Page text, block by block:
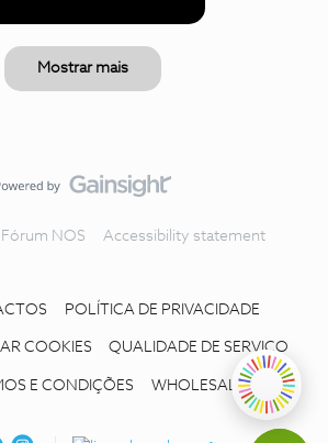
Mostrar mais
NOS Accessibility statement
POLÍTICA DE PRIVACIDADE
COOKIES QUALIDADE DE SERVIÇO
E CONDIÇÕES WHOLESALE